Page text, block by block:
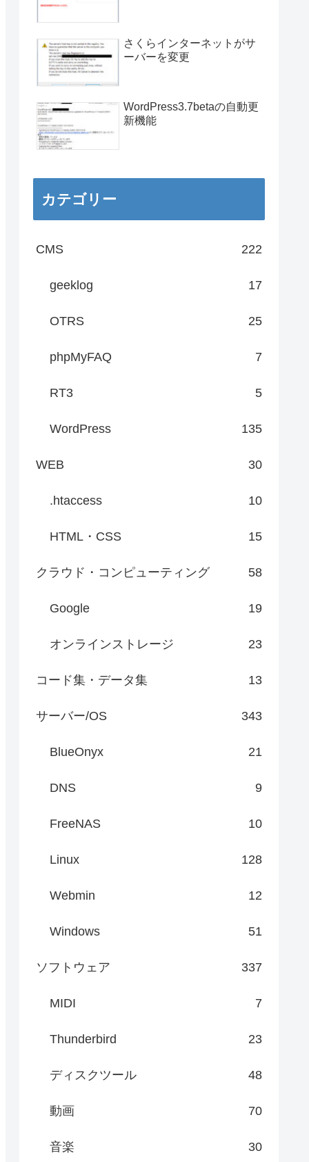
さくらインターネットがサ
ーバーを変更
WordPress3.7betaの自動更
新機能
カテゴリー
CMS 222
geeklog 17
OTRS 25
phpMyFAQ 7
RT3 5
WordPress 135
WEB 30
.htaccess 10
HTML・CSS 15
クラウド・コンピューティング 58
Google 19
オンラインストレージ 23
コード集・データ集 13
サーバー/OS 343
BlueOnyx 21
DNS 9
FreeNAS 10
Linux 128
Webmin 12
Windows 51
ソフトウェア 337
MIDI 7
Thunderbird 23
ディスクツール 48
動画 70
音楽 30